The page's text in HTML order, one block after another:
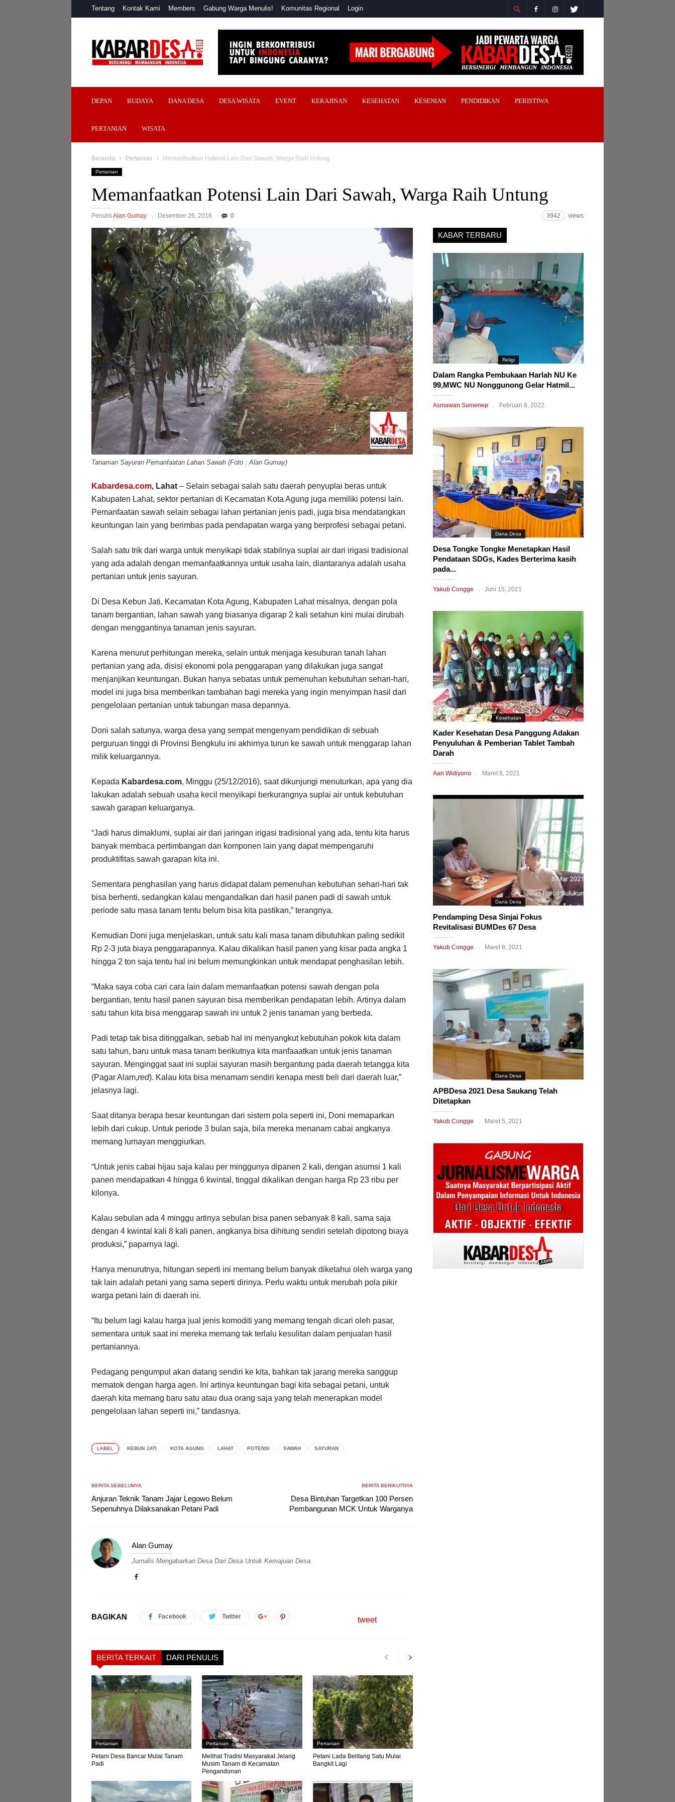
Tentang Kontak Kami Members Gabung Warga Menulis! Komunitas Regional Login
Desa
DEPAN BUDAYA DANA DESA DESA WISATA EVENT KERAJINAN KESEHATAN KESENIAN PENDIDIKAN PERISTIWA
PERTANIAN WISATA
Beranda Pertanian Memanfaatkan Potensi Lain Dari Sawah, Warga Raih Untung
Pertanian
Memanfaatkan Potensi Lain Dari Sawah, Warga Raih Untung
PenulisAlan Gumay Desember 26, 2016 0 3942 views
Tanaman Sayuran Pemanfaatan Lahan Sawah (Foto : Alan Gumay)
Kabardesa.com, Lahat – Selain sebagai salah satu daerah penyuplai beras untuk
Kabupaten Lahat, sektor pertanian di Kecamatan Kota Agung juga memiliki potensi lain.
Pemanfaatan sawah selain sebagai lahan pertanian jenis padi, juga bisa mendatangkan
keuntungan lain yang berimbas pada pendapatan warga yang berprofesi sebagai petani.
Salah satu trik dari warga untuk menyikapi tidak stabilnya suplai air dari irigasi tradisional
yang ada adalah dengan memanfaatkannya untuk usaha lain, diantaranya adalah usaha
pertanian untuk jenis sayuran.
Di Desa Kebun Jati, Kecamatan Kota Agung, Kabupaten Lahat misalnya, dengan pola
tanam bergantian, lahan sawah yang biasanya digarap 2 kali setahun kini mulai dirubah
dengan menggantinya tanaman jenis sayuran.
Karena menurut perhitungan mereka, selain untuk menjaga kesuburan tanah lahan
pertanian yang ada, disisi ekonomi pola penggarapan yang dilakukan juga sangat
menjanjikan keuntungan. Bukan hanya sebatas untuk pemenuhan kebutuhan sehari-hari,
model ini juga bisa memberikan tambahan bagi mereka yang ingin menyimpan hasil dari
pengelolaan pertanian untuk tabungan masa depannya.
Doni salah satunya, warga desa yang sempat mengenyam pendidikan di sebuah
perguruan tinggi di Provinsi Bengkulu ini akhirnya turun ke sawah untuk menggarap lahan
milik keluargannya.
Kepada Kabardesa.com, Minggu (25/12/2016), saat dikunjungi menuturkan, apa yang dia
lakukan adalah sebuah usaha kecil menyikapi berkurangnya suplai air untuk kebutuhan
sawah garapan keluarganya.
“Jadi harus dimaklumi, suplai air dari jaringan irigasi tradisional yang ada, tentu kita harus
banyak membaca pertimbangan dan komponen lain yang dapat mempengaruhi
produktifitas sawah garapan kita ini.
Sementara penghasilan yang harus didapat dalam pemenuhan kebutuhan sehari-hari tak
bisa berhenti, sedangkan kalau mengandalkan dari hasil panen padi di sawah untuk
periode satu masa tanam tentu belum bisa kita pastikan,” terangnya.
Kemudian Doni juga menjelaskan, untuk satu kali masa tanam dibutuhkan paling sedikit
Rp 2-3 juta biaya penggarapannya. Kalau dikalikan hasil panen yang kisar pada angka 1
hingga 2 ton saja tentu hal ini belum memungkinkan untuk mendapat penghasilan lebih.
“Maka saya coba cari cara lain dalam memanfaatkan potensi sawah dengan pola
bergantian, tentu hasil panen sayuran bisa memberikan pendapatan lebih. Artinya dalam
satu tahun kita bisa menggarap sawah ini untuk 2 jenis tanaman yang berbeda.
Padi tetap tak bisa ditinggalkan, sebab hal ini menyangkut kebutuhan pokok kita dalam
satu tahun, baru untuk masa tanam berikutnya kita manfaaatkan untuk jenis tanaman
sayuran. Menginggat saat ini suplai sayuran masih bergantung pada daerah tetangga kita
(Pagar Alam,red). Kalau kita bisa menamam sendiri kenapa mesti beli dari daerah luar,”
jelasnya lagi.
Saat ditanya berapa besar keuntungan dari sistem pola seperti ini, Doni memaparkan
lebih dari cukup. Untuk periode 3 bulan saja, bila mereka menanam cabai angkanya
memang lumayan menggiurkan.
“Untuk jenis cabai hijau saja kalau per minggunya dipanen 2 kali, dengan asumsi 1 kali
panen mendapatkan 4 hingga 6 kwintal, tinggal dikalikan dengan harga Rp 23 ribu per
kilonya.
Kalau sebulan ada 4 minggu artinya sebulan bisa panen sebanyak 8 kali, sama saja
dengan 4 kwintal kali 8 kali panen, angkanya bisa dihitung sendiri setelah dipotong biaya
produksi,” paparnya lagi.
Hanya menurutnya, hitungan seperti ini memang belum banyak diketahui oleh warga yang
tak lain adalah petani yang sama seperti dirinya. Perlu waktu untuk merubah pola pikir
warga petani lain di daerah ini.
“Itu belum lagi kalau harga jual jenis komoditi yang memang tengah dicari oleh pasar,
sementara untuk saat ini mereka memang tak terlalu kesulitan dalam penjualan hasil
pertaniannya.
Pedagang pengumpul akan datang sendiri ke kita, bahkan tak jarang mereka sanggup
mematok dengan harga agen. Ini artinya keuntungan bagi kita sebagai petani, untuk
daerah kita memang baru satu atau dua orang saja yang telah menerapkan model
pengelolaan lahan seperti ini,” tandasnya.
LABEL KEBUN JATI KOTA AGUNG LAHAT POTENSI SAWAH SAYURAN
BERITA SEBELUMYA
Anjuran Teknik Tanam Jajar Legowo Belum
Sepenuhnya Dilaksanakan Petani Padi
BERITA BERIKUTNYA
Desa Bintuhan Targetkan 100 Persen
Pembangunan MCK Untuk Warganya
Alan Gumay
Jurnalis Mengabarkan Desa Dari Desa Untuk Kemajuan Desa
BAGIKAN Facebook Twitter tweet
BERITA TERKAIT DARI PENULIS
Pertanian
Petani Desa Bancar Mulai Tanam
Padi
Pertanian
Melihat Tradisi Masyarakat Jelang
Musim Tanam di Kecamatan
Pengandonan
Pertanian
Petani Lada Belitang Satu Mulai
Bangkit Lagi
KABAR TERBARU
Religi
Dalam Rangka Pembukaan Harlah NU Ke
99,MWC NU Nonggunong Gelar Hatmil...
Asmawan Sumenep Februari 8, 2022
Dana Desa
Desa Tongke Tongke Menetapkan Hasil
Pendataan SDGs, Kades Berterima kasih
pada...
Yakub Congge Juni 15, 2021
Kesehatan
Kader Kesehatan Desa Panggung Adakan
Penyuluhan & Pemberian Tablet Tambah
Darah
Aan Widiyono Maret 8, 2021
Dana Desa
Pendamping Desa Sinjai Fokus
Revitalisasi BUMDes 67 Desa
Yakub Congge Maret 8, 2021
Dana Desa
APBDesa 2021 Desa Saukang Telah
Ditetapkan
Yakub Congge Maret 5, 2021